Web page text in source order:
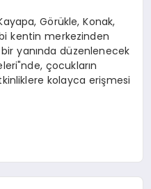
Görükle, Konak,
kentin merkezinden
yanında düzenlenecek
çocukların
kolayca erişmesi